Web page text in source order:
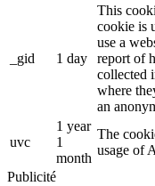
_gid 1 day
This
cookie is
use a
report of
collected
where
an
uvc
1 year
1
month
The
usage of
Publicité